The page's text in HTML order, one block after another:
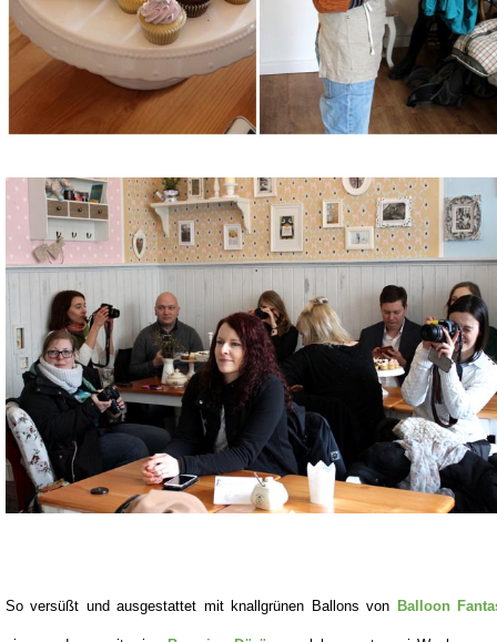
So versüßt und ausgestattet mit knallgrünen Ballons von Balloon